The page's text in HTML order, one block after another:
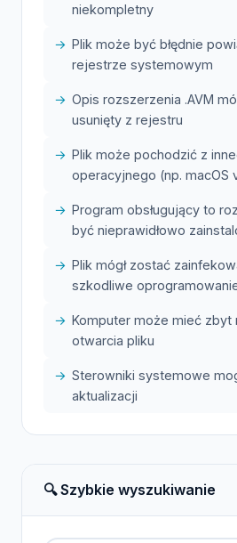
niekompletny
Plik może być błędnie
rejestrze systemowym
Opis rozszerzenia .AVM
usunięty z rejestru
Plik może pochodzić z
operacyjnego (np. macOS
Program obsługujący to
być nieprawidłowo
Plik mógł zostać
szkodliwe
Komputer może mieć zbyt
otwarcia pliku
Sterowniki systemowe
aktualizacji
🔍 Szybkie wyszukiwanie